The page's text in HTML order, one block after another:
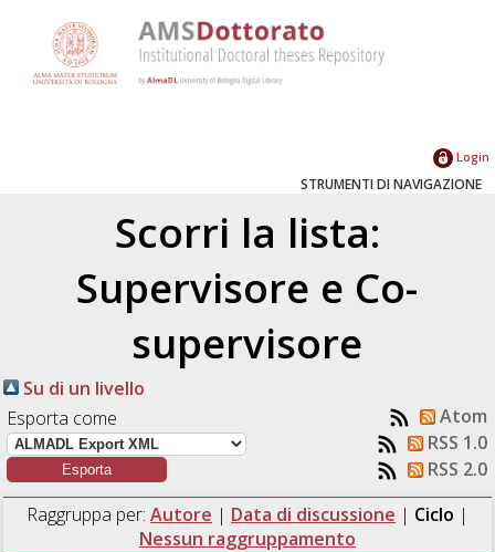
Login
STRUMENTI DI NAVIGAZIONE
Scorri la lista:
Supervisore e Co-
supervisore
Su di un livello
Esporta come
Atom
RSS 1.0
RSS 2.0
Raggruppa per: Autore | Data di discussione | Ciclo |
Nessun raggruppamento